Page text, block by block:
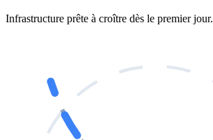
Infrastructure prête à croître dès le premier jour.